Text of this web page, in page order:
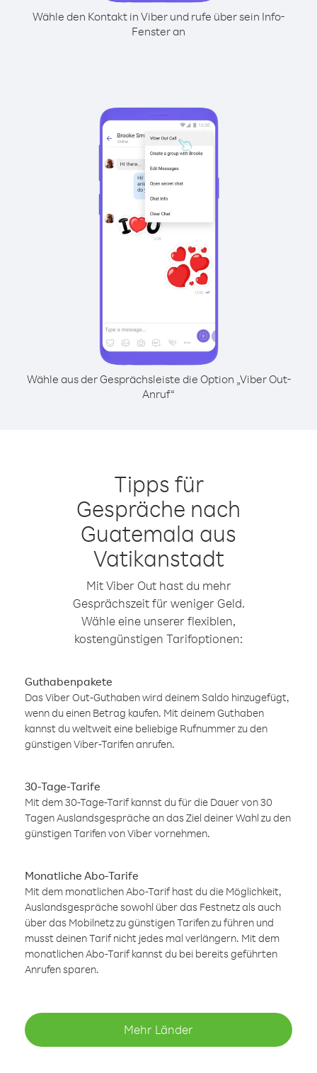
Wähle den Kontakt in Viber und rufe über sein Info-
Fenster an
Wähle aus der Gesprächsleiste die Option „Viber Out-
Anruf“
Tipps für
Gespräche nach
Guatemala aus
Vatikanstadt
Mit Viber Out hast du mehr
Gesprächszeit für weniger Geld.
Wähle eine unserer flexiblen,
kostengünstigen Tarifoptionen:
Guthabenpakete
Das Viber Out-Guthaben wird deinem Saldo hinzugefügt,
wenn du einen Betrag kaufen. Mit deinem Guthaben
kannst du weltweit eine beliebige Rufnummer zu den
günstigen Viber-Tarifen anrufen.
30-Tage-Tarife
Mit dem 30-Tage-Tarif kannst du für die Dauer von 30
Tagen Auslandsgespräche an das Ziel deiner Wahl zu den
günstigen Tarifen von Viber vornehmen.
Monatliche Abo-Tarife
Mit dem monatlichen Abo-Tarif hast du die Möglichkeit,
Auslandsgespräche sowohl über das Festnetz als auch
über das Mobilnetz zu günstigen Tarifen zu führen und
musst deinen Tarif nicht jedes mal verlängern. Mit dem
monatlichen Abo-Tarif kannst du bei bereits geführten
Anrufen sparen.
Mehr Länder